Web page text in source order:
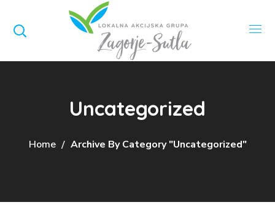
Uncategorized
Home Archive By Category "Uncategorized"